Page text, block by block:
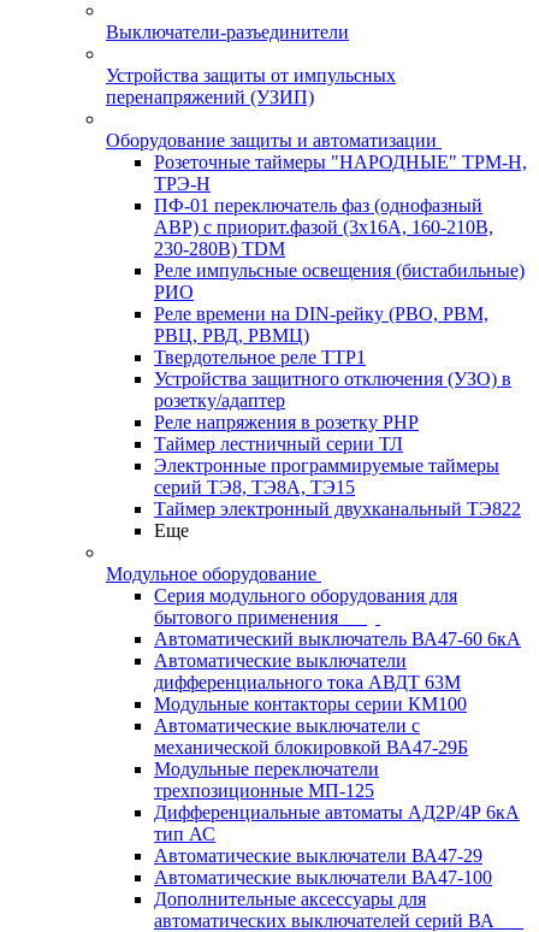
Выключатели-разъединители
Устройства защиты от импульсных
перенапряжений (УЗИП)
Оборудование защиты и автоматизации
Розеточные таймеры "НАРОДНЫЕ" ТРМ-Н,
ТРЭ-Н
ПФ-01 переключатель фаз (однофазный
АВР) с приорит.фазой (3х16А, 160-210В,
230-280В) TDM
Реле импульсные освещения (бистабильные)
РИО
Реле времени на DIN-рейку (РВО, РВМ,
РВЦ, РВД, РВМЦ)
Твердотельное реле ТТР1
Устройства защитного отключения (УЗО) в
розетку/адаптер
Реле напряжения в розетку РНР
Таймер лестничный серии ТЛ
Электронные программируемые таймеры
серий ТЭ8, ТЭ8А, ТЭ15
Таймер электронный двухканальный ТЭ822
Еще
Модульное оборудование
Серия модульного оборудования для
бытового применения
Автоматический выключатель ВА47-60 6кА
Автоматические выключатели
дифференциального тока АВДТ 63М
Модульные контакторы серии КМ100
Автоматические выключатели с
механической блокировкой ВА47-29Б
Модульные переключатели
трехпозиционные МП-125
Дифференциальные автоматы АД2Р/4Р 6кА
тип АС
Автоматические выключатели ВА47-29
Автоматические выключатели ВА47-100
Дополнительные аксессуары для
автоматических выключателей серий ВА